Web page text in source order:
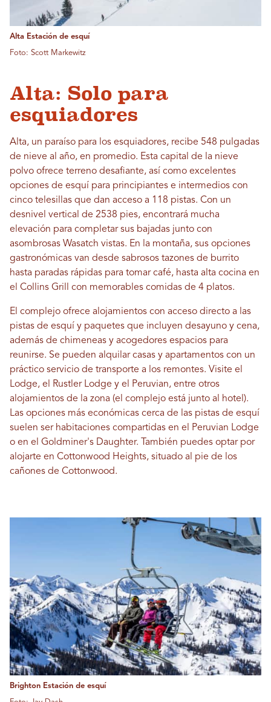
Alta Estación de esquí
Foto: Scott Markewitz
Alta: Solo para
esquiadores
Alta, un paraíso para los esquiadores, recibe 548 pulgadas
de nieve al año, en promedio. Esta capital de la nieve
polvo ofrece terreno desafiante, así como excelentes
opciones de esquí para principiantes e intermedios con
cinco telesillas que dan acceso a 118 pistas. Con un
desnivel vertical de 2538 pies, encontrará mucha
elevación para completar sus bajadas junto con
asombrosas Wasatch vistas. En la montaña, sus opciones
gastronómicas van desde sabrosos tazones de burrito
hasta paradas rápidas para tomar café, hasta alta cocina en
el Collins Grill con memorables comidas de 4 platos.
El complejo ofrece alojamientos con acceso directo a las
pistas de esquí y paquetes que incluyen desayuno y cena,
además de chimeneas y acogedores espacios para
reunirse. Se pueden alquilar casas y apartamentos con un
práctico servicio de transporte a los remontes. Visite el
Lodge, el Rustler Lodge y el Peruvian, entre otros
alojamientos de la zona (el complejo está junto al hotel).
Las opciones más económicas cerca de las pistas de esquí
suelen ser habitaciones compartidas en el Peruvian Lodge
o en el Goldminer's Daughter. También puedes optar por
alojarte en Cottonwood Heights, situado al pie de los
cañones de Cottonwood.
Brighton Estación de esquí